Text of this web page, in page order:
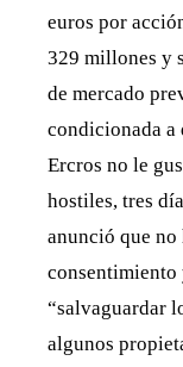
euros por
329 millones y
de mercado
condicionada a
Ercros no le
hostiles, tres
anunció que
consentimiento
“salvaguardar
algunos